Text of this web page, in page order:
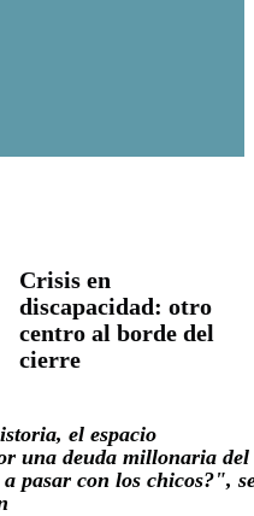
Crisis en
discapacidad: otro
centro al borde del
cierre
el espacio
una deuda millonaria del
pasar con los chicos?",